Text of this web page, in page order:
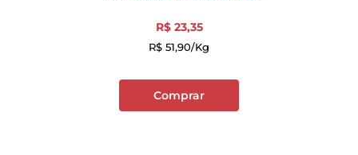
R$ 23,35
R$ 51,90/kg
Comprar